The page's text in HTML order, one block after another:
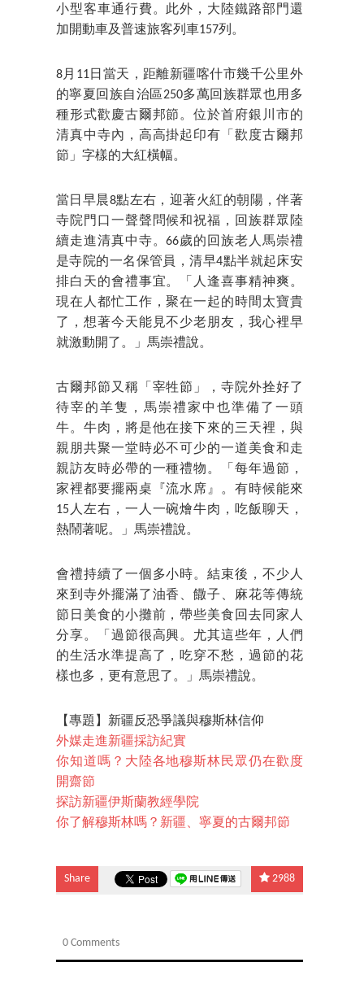
小型客車通行費。此外，大陸鐵路部門還
加開動車及普速旅客列車157列。
8月11日當天，距離新疆喀什市幾千公里外
的寧夏回族自治區250多萬回族群眾也用多
種形式歡慶古爾邦節。位於首府銀川市的
清真中寺內，高高掛起印有「歡度古爾邦
節」字樣的大紅橫幅。
當日早晨8點左右，迎著火紅的朝陽，伴著
寺院門口一聲聲問候和祝福，回族群眾陸
續走進清真中寺。66歲的回族老人馬崇禮
是寺院的一名保管員，清早4點半就起床安
排白天的會禮事宜。「人逢喜事精神爽。
現在人都忙工作，聚在一起的時間太寶貴
了，想著今天能見不少老朋友，我心裡早
就激動開了。」馬崇禮說。
古爾邦節又稱「宰牲節」，寺院外拴好了
待宰的羊隻，馬崇禮家中也準備了一頭
牛。牛肉，將是他在接下來的三天裡，與
親朋共聚一堂時必不可少的一道美食和走
親訪友時必帶的一種禮物。「每年過節，
家裡都要擺兩桌『流水席』。有時候能來
15人左右，一人一碗燴牛肉，吃飯聊天，
熱鬧著呢。」馬崇禮說。
會禮持續了一個多小時。結束後，不少人
來到寺外擺滿了油香、饊子、麻花等傳統
節日美食的小攤前，帶些美食回去同家人
分享。「過節很高興。尤其這些年，人們
的生活水準提高了，吃穿不愁，過節的花
樣也多，更有意思了。」馬崇禮說。
【專題】新疆反恐爭議與穆斯林信仰
外媒走進新疆採訪紀實
你知道嗎？大陸各地穆斯林民眾仍在歡度
開齋節
探訪新疆伊斯蘭教經學院
你了解穆斯林嗎？新疆、寧夏的古爾邦節
Share 2988
0 Comments